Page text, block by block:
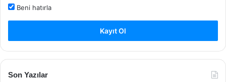
Beni hatırla
Kayıt Ol
Son Yazılar